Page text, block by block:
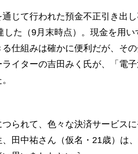
通じて行われた預金不正引き出
した（9月末時点）。現金を用
仕組みは確かに便利だが、そ
イターの吉田みく氏が、「電
つられて、色々な決済サービス
田中祐さん（仮名・21歳）は